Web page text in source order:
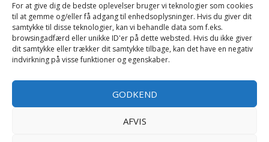
For at give dig de bedste oplevelser bruger vi teknologier som cookies
til at gemme og/eller få adgang til enhedsoplysninger. Hvis du giver dit
samtykke til disse teknologier, kan vi behandle data som f.eks.
browsingadfærd eller unikke ID'er på dette websted. Hvis du ikke giver
dit samtykke eller trækker dit samtykke tilbage, kan det have en negativ
indvirkning på visse funktioner og egenskaber.
GODKEND
AFVIS
SPRAYMAX
TAPET & FILT
UDENDØRS MALING